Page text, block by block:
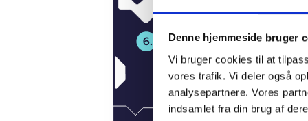
Denne hjemmeside bruger
Vi bruger cookies til at
vores trafik. Vi deler også
analysepartnere. Vores
indsamlet fra din brug af